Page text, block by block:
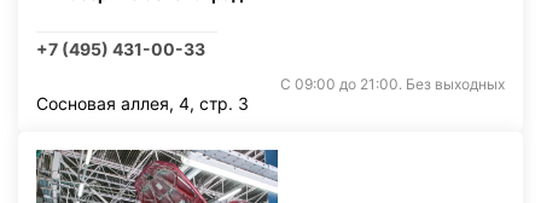
+7 (495) 431-00-33
С 09:00 до 21:00. Без выходных
Сосновая аллея, 4, стр. 3